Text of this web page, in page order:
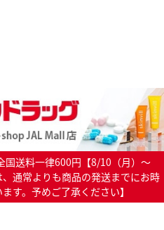
国送料一律600円【8/10（月）～
通常よりも商品の発送までにお時
す。予めご了承ください】